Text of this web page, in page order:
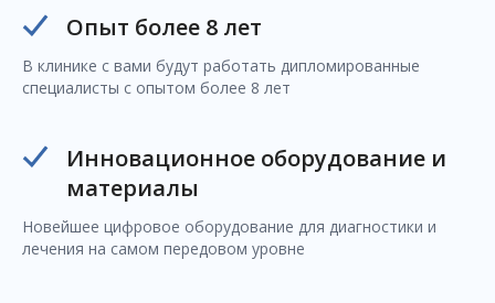
Опыт более 8 лет
В клинике с вами будут работать дипломированные
специалисты с опытом более 8 лет
Инновационное оборудование и
материалы
Новейшее цифровое оборудование для диагностики и
лечения на самом передовом уровне